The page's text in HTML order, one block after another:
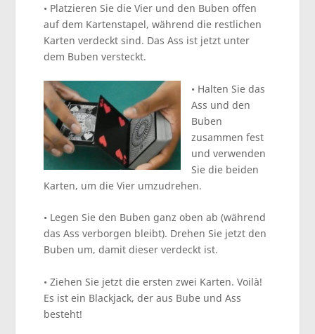
• Platzieren Sie die Vier und den Buben offen
auf dem Kartenstapel, während die restlichen
Karten verdeckt sind. Das Ass ist jetzt unter
dem Buben versteckt.
• Halten Sie das
Ass und den
Buben
zusammen fest
und verwenden
Sie die beiden
Karten, um die Vier umzudrehen.
• Legen Sie den Buben ganz oben ab (während
das Ass verborgen bleibt). Drehen Sie jetzt den
Buben um, damit dieser verdeckt ist.
• Ziehen Sie jetzt die ersten zwei Karten. Voilà!
Es ist ein Blackjack, der aus Bube und Ass
besteht!